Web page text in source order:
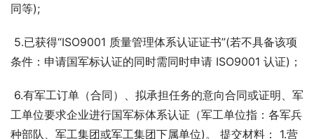
同等);
条件：申请国军标认证的同时需同时申请 ISO9001 认证)；
工单位要求企业进行国军标体系认证（军工单位指：各军兵
种部队、军工集团或军工集团下属单位)。 提交材料： 1.营